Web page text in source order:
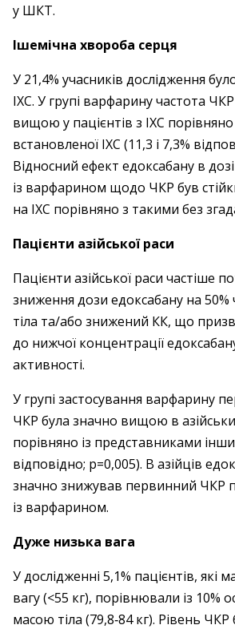
у ШКТ.
Ішемічна хвороба серця
У 21,4% учасників дослід­жен­ня
ІХС. У групі варфарину частота
вищою у пацієнтів з ІХС
встановленої ІХС (11,3 і 7,3%
Відносний ефект едоксабану в
із варфарином щодо ЧКР був
на ІХС порівняно з такими без
Пацієнти азійської раси
Пацієнти азійської раси частіше
зниження дози едоксабану на 50%
тіла та/або знижений КК, що
до нижчої ­концентра­ції
активності.
У групі застосування варфарину
ЧКР була значно вищою в
порівняно із представниками
відповідно; р=0,005). В азійців
значно знижував первинний ЧКР
із варфарином.
Дуже низька вага
У дослід­жен­ні 5,1% пацієнтів, які
вагу (<55 кг), порівнювали із 10%
масою тіла (79,8‑84 кг). Рівень